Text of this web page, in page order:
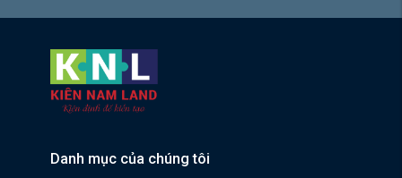
Danh mục của chúng tôi